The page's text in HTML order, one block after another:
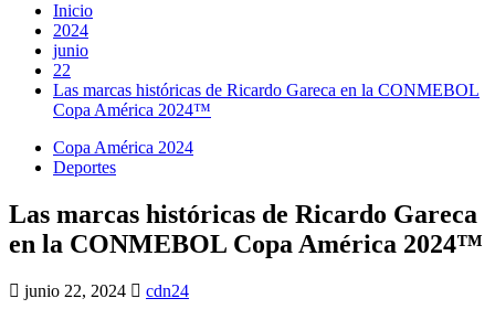
Inicio
2024
junio
22
Las marcas históricas de Ricardo Gareca en la CONMEBOL
Copa América 2024™
Copa América 2024
Deportes
Las marcas históricas de Ricardo Gareca
en la CONMEBOL Copa América 2024™
junio 22, 2024 cdn24